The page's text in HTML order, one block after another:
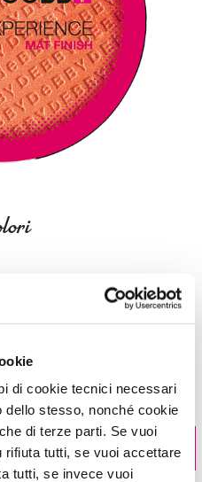
di cookie tecnici necessari
dello stesso, nonché cookie
di terze parti. Se vuoi
tutti, se vuoi accettare
tutti, se invece vuoi
6 Colori